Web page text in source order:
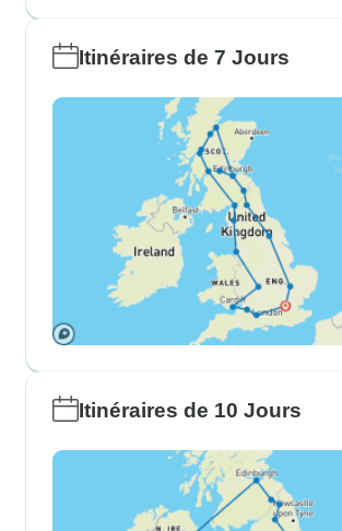
Itinéraires de 7 Jours
Itinéraires de 10 Jours